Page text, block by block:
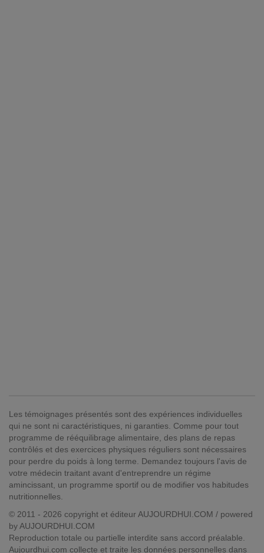
Les témoignages présentés sont des expériences individuelles
qui ne sont ni caractéristiques, ni garanties. Comme pour tout
programme de rééquilibrage alimentaire, des plans de repas
contrôlés et des exercices physiques réguliers sont nécessaires
pour perdre du poids à long terme. Demandez toujours l'avis de
votre médecin traitant avant d'entreprendre un régime
amincissant, un programme sportif ou de modifier vos habitudes
nutritionnelles.
© 2011 - 2026 copyright et éditeur AUJOURDHUI.COM / powered
by AUJOURDHUI.COM
Reproduction totale ou partielle interdite sans accord préalable.
Aujourdhui.com collecte et traite les données personnelles dans